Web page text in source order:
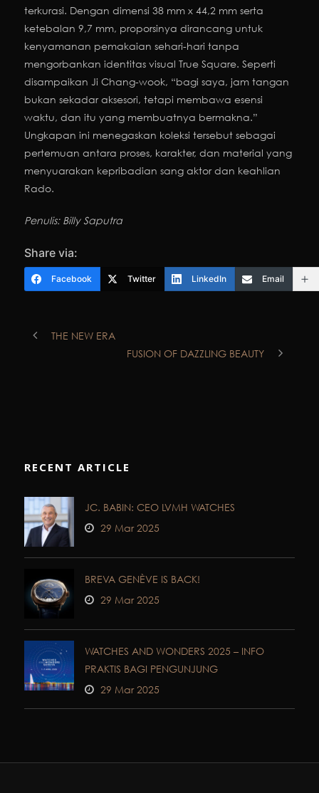
terkurasi. Dengan dimensi 38 mm x 44,2 mm serta
ketebalan 9,7 mm, proporsinya dirancang untuk
kenyamanan pemakaian sehari-hari tanpa
mengorbankan identitas visual True Square. Seperti
disampaikan Ji Chang-wook, “bagi saya, jam tangan
bukan sekadar aksesori, tetapi membawa esensi
waktu, dan itu yang membuatnya bermakna.”
Ungkapan ini menegaskan koleksi tersebut sebagai
pertemuan antara proses, karakter, dan material yang
menyuarakan kepribadian sang aktor dan keahlian
Rado.
Penulis: Billy Saputra
Share via:
Facebook Twitter LinkedIn Email
THE NEW ERA
FUSION OF DAZZLING BEAUTY
RECENT ARTICLE
JC. BABIN: CEO LVMH WATCHES
29 Mar 2025
BREVA GENÈVE IS BACK!
29 Mar 2025
WATCHES AND WONDERS 2025 – INFO
PRAKTIS BAGI PENGUNJUNG
29 Mar 2025